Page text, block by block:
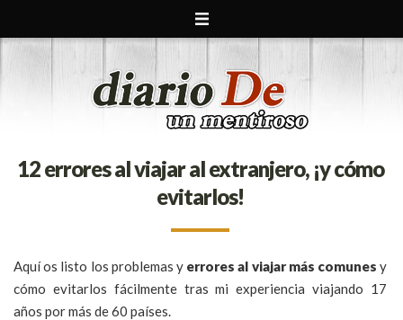
12 errores al viajar al extranjero, ¡y cómo
evitarlos!
Aquí os listo los problemas y errores al viajar más comunes y
cómo evitarlos fácilmente tras mi experiencia viajando 17
años por más de 60 países.